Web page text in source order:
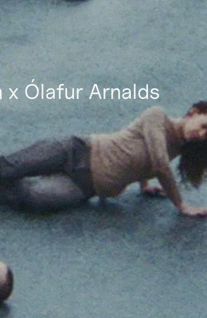
x Ólafur Arnalds